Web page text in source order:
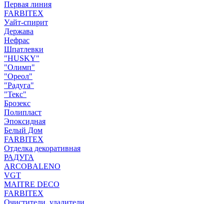
Первая линия
FARBITEX
Уайт-спирит
Держава
Нефрас
Шпатлевки
"HUSKY"
"Олимп"
"Ореол"
"Радуга"
"Текс"
Брозекс
Полипласт
Эпоксидная
Белый Дом
FARBITEX
Отделка декоративная
РАДУГА
ARCOBALENO
VGT
MAITRE DECO
FARBITEX
Очистители, удалители